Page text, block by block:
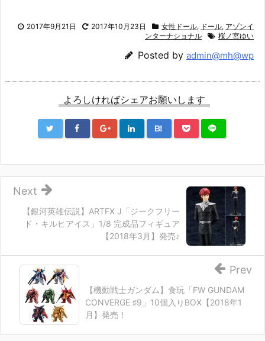
2017年9月21日 2017年10月23日 女性ドール, ドール, アゾンイ
ンターナショナル
桜ノ宮ゆい
Posted by admin@mh@wp
よろしければシェアお願いします
B!
【銀河英雄伝説】ARTFX J「ジークフリー
ド・キルヒアイス」1/8 完成品フィギュア
【2018年3月】発売♪
Next
【機動戦士ガンダム】食玩「FW GUNDAM
CONVERGE ♯9」10個入りBOX【2018年1
月】発売！
Prev